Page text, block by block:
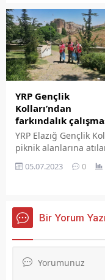
Borsası Yönetim
Başkanı Mehmet Ali
Dumandağ ile bir
geldi. 28 Mayıs
cumhurbaşkanlığı
seçimlerine değinen
Yılmaz, Elazığ, 'İlk
tavrını çok net bir
ortaya koydu' dedi....
YRP Gençlik
Kolları’ndan
farkındalık
YRP Elazığ Gençlik
piknik alanlarına
plastik poşetleri
05.07.2023 0
Bir Yorum